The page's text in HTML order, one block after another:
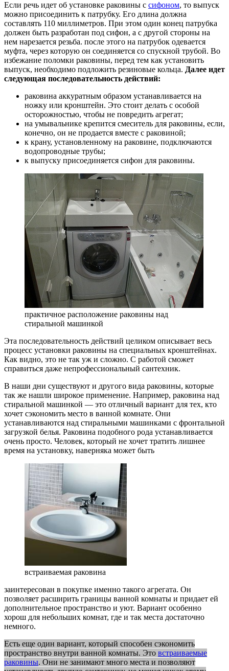
Если речь идет об установке раковины с сифоном, то выпуск
можно присоединить к патрубку. Его длина должна
составлять 110 миллиметров. При этом один конец патрубка
должен быть разработан под сифон, а с другой стороны на
нем нарезается резьба. после этого на патрубок одевается
муфта, через которую он соединяется со спускной трубой. Во
избежание поломки раковины, перед тем как установить
выпуск, необходимо подложить резиновые кольца. Далее идет
следующая последовательность действий:
раковина аккуратным образом устанавливается на
ножку или кронштейн. Это стоит делать с особой
осторожностью, чтобы не повредить агрегат;
на умывальнике крепится смеситель для раковины, если,
конечно, он не продается вместе с раковиной;
к крану, установленному на раковине, подключаются
водопроводные трубы;
к выпуску присоединяется сифон для раковины.
практичное расположение раковины над
стиральной машинкой
Эта последовательность действий целиком описывает весь
процесс установки раковины на специальных кронштейнах.
Как видно, это не так уж и сложно. С работой сможет
справиться даже непрофессиональный сантехник.
В наши дни существуют и другого вида раковины, которые
так же нашли широкое применение. Например, раковина над
стиральной машинкой — это отличный вариант для тех, кто
хочет сэкономить место в ванной комнате. Они
устанавливаются над стиральными машинками с фронтальной
загрузкой белья. Раковина подобного рода устанавливается
очень просто. Человек, который не хочет тратить лишнее
время на установку, наверняка может быть
встраиваемая раковина
заинтересован в покупке именно такого агрегата. Он
позволяет расширить границы ванной комнаты и придает ей
дополнительное пространство и уют. Вариант особенно
хорош для небольших комнат, где и так места достаточно
немного.
Есть еще один вариант, который способен сэкономить
пространство внутри ванной комнаты. Это встраиваемые
раковины. Они не занимают много места и позволяют